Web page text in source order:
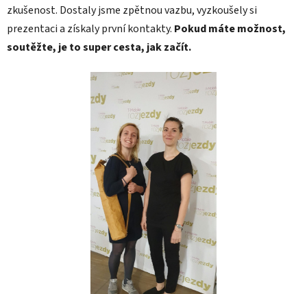
zkušenost. Dostaly jsme zpětnou vazbu, vyzkoušely si
prezentaci a získaly první kontakty. Pokud máte možnost,
soutěžte, je to super cesta, jak začít.